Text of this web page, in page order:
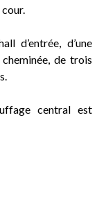
d’entrée, d’une
de trois
central est